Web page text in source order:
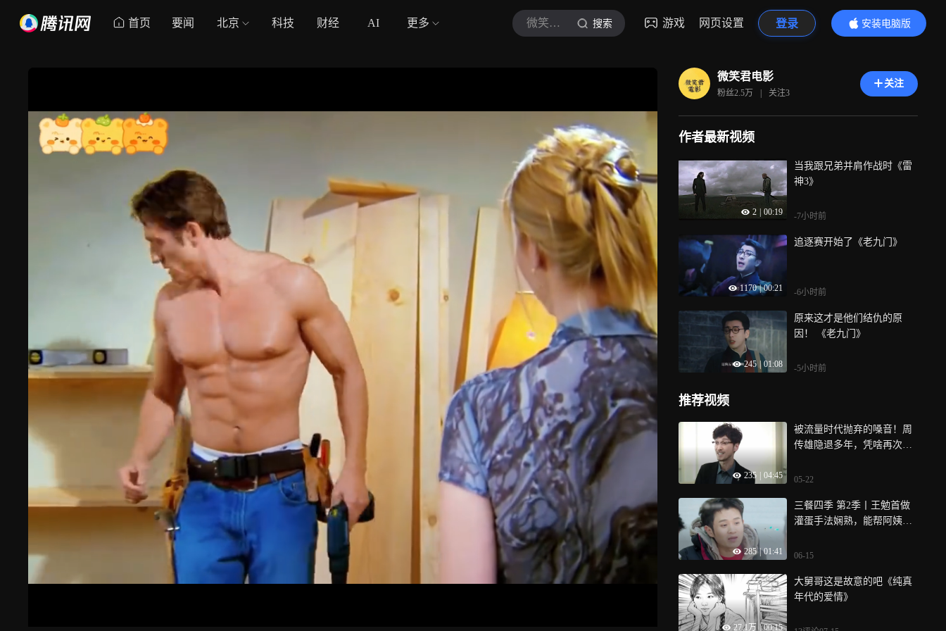
首页 要闻 北京 科技 财经 AI 更多 微笑君电影 搜索 游戏 网页设置 登录
安装电脑版
内容更精彩
微笑君电影
粉丝2.5万 | 关注3
关注
作者最新视频
2 00:19
当我跟兄弟并肩作战时《雷
神3》
-7小时前
1170 | 00:21
追逐赛开始了《老九门》
-6小时前
245 01:08
原来这才是他们结仇的原
因！ 《老九门》
-5小时前
推荐视频
235 04:45
被流量时代抛弃的嗓音！周
传雄隐退多年，凭啥再次杀
05-22
285 | 01:41
三餐四季 第2季丨王勉首做
灌蛋手法娴熟，能帮阿姨打
06-15
27.1万 00:15
大舅哥这是故意的吧《纯真
年代的爱情》